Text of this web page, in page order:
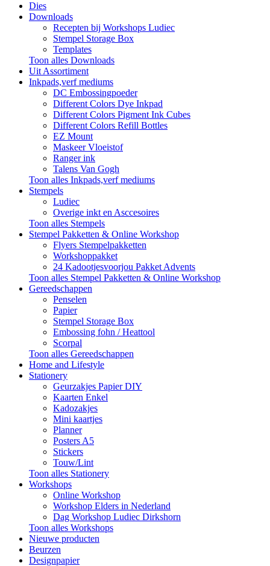
Dies
Downloads
Recepten bij Workshops Ludiec
Stempel Storage Box
Templates
Toon alles Downloads
Uit Assortiment
Inkpads,verf mediums
DC Embossingpoeder
Different Colors Dye Inkpad
Different Colors Pigment Ink Cubes
Different Colors Refill Bottles
EZ Mount
Maskeer Vloeistof
Ranger ink
Talens Van Gogh
Toon alles Inkpads,verf mediums
Stempels
Ludiec
Overige inkt en Asccesoires
Toon alles Stempels
Stempel Pakketten & Online Workshop
Flyers Stempelpakketten
Workshoppakket
24 Kadootjesvoorjou Pakket Advents
Toon alles Stempel Pakketten & Online Workshop
Gereedschappen
Penselen
Papier
Stempel Storage Box
Embossing fohn / Heattool
Scorpal
Toon alles Gereedschappen
Home and Lifestyle
Stationery
Geurzakjes Papier DIY
Kaarten Enkel
Kadozakjes
Mini kaartjes
Planner
Posters A5
Stickers
Touw/Lint
Toon alles Stationery
Workshops
Online Workshop
Workshop Elders in Nederland
Dag Workshop Ludiec Dirkshorn
Toon alles Workshops
Nieuwe producten
Beurzen
Designpapier